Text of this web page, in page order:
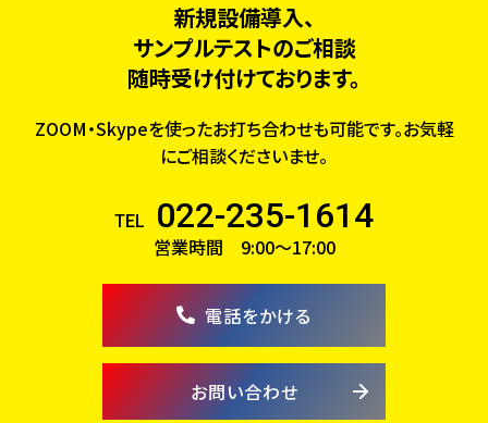
新規設備導入、
サンプルテストのご相談
随時受け付けております。
ZOOM・Skypeを使ったお打ち合わせも可能です。お気軽
にご相談くださいませ。
TEL 022-235-1614
営業時間 9:00～17:00
電話をかける
お問い合わせ